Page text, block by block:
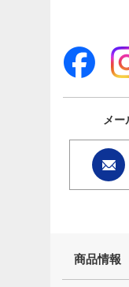
メ
商品情報